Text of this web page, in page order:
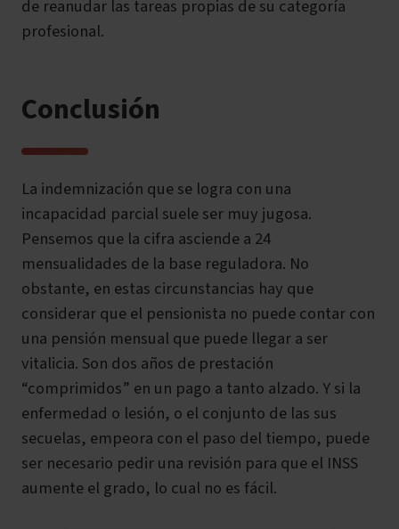
de reanudar las tareas propias de su categoría
profesional.
Conclusión
La indemnización que se logra con una
incapacidad parcial suele ser muy jugosa.
Pensemos que la cifra asciende a 24
mensualidades de la base reguladora. No
obstante, en estas circunstancias hay que
considerar que el pensionista no puede contar con
una pensión mensual que puede llegar a ser
vitalicia. Son dos años de prestación
“comprimidos” en un pago a tanto alzado. Y si la
enfermedad o lesión, o el conjunto de las sus
secuelas, empeora con el paso del tiempo, puede
ser necesario pedir una revisión para que el INSS
aumente el grado, lo cual no es fácil.